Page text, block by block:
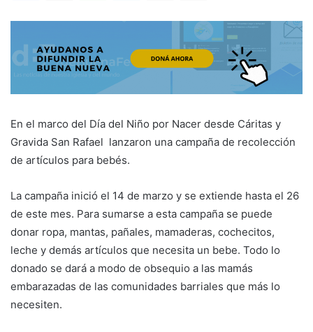
En el marco del Día del Niño por Nacer desde Cáritas y
Gravida San Rafael lanzaron una campaña de recolección
de artículos para bebés.
La campaña inició el 14 de marzo y se extiende hasta el 26
de este mes. Para sumarse a esta campaña se puede
donar ropa, mantas, pañales, mamaderas, cochecitos,
leche y demás artículos que necesita un bebe. Todo lo
donado se dará a modo de obsequio a las mamás
embarazadas de las comunidades barriales que más lo
necesiten.